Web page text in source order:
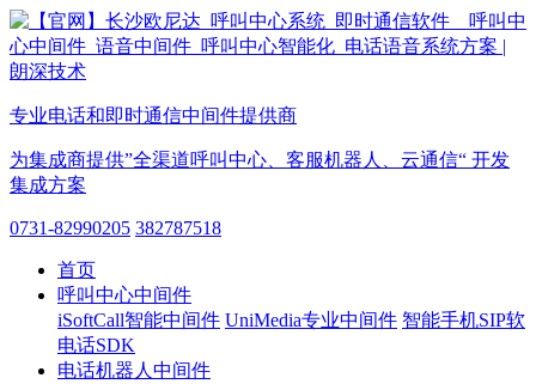
专业电话和即时通信中间件提供商
为集成商提供”全渠道呼叫中心、客服机器人、云通信“ 开发
集成方案
0731-82990205 382787518
首页
呼叫中心中间件
iSoftCall智能中间件 UniMedia专业中间件 智能手机SIP软
电话SDK
电话机器人中间件